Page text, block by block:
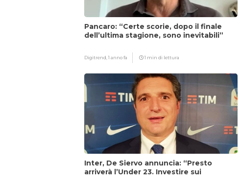
Pancaro: “Certe scorie, dopo il finale
dell’ultima stagione, sono inevitabili”
Digitrend,1 anno fa 1 min di lettura
Inter, De Siervo annuncia: “Presto
arriverà l’Under 23. Investire sui